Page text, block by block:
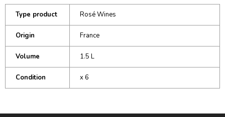
Type product Rosé Wines
Origin France
Volume 1.5 L
Condition x 6